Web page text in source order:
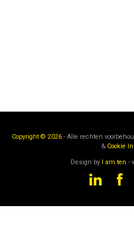
Copyright © 2026 - Alle rechten
& Cookie
Design by I am ten -